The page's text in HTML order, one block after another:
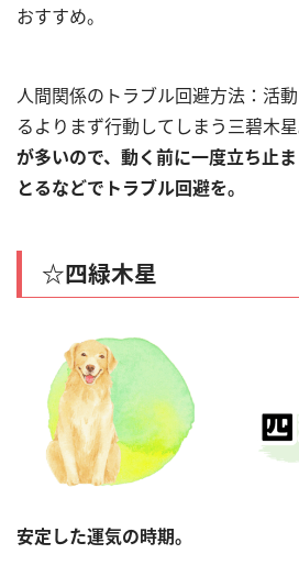
おすすめ。
人間関係のトラブル回避方法：活
るよりまず行動してしまう三碧木星
が多いので、動く前に一度立ち止
とるなどでトラブル回避を。
☆四緑木星
安定した運気の時期。